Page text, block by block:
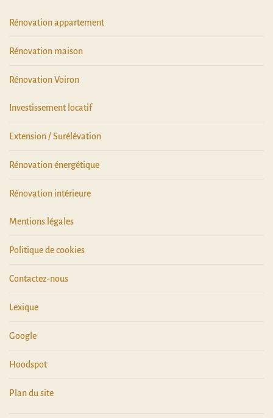
Rénovation appartement
Rénovation maison
Rénovation Voiron
Investissement locatif
Extension / Surélévation
Rénovation énergétique
Rénovation intérieure
Mentions légales
Politique de cookies
Contactez-nous
Lexique
Google
Hoodspot
Plan du site